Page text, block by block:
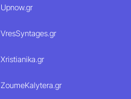
Upnow.gr
VresSyntages.gr
Xristianika.gr
ZoumeKalytera.gr